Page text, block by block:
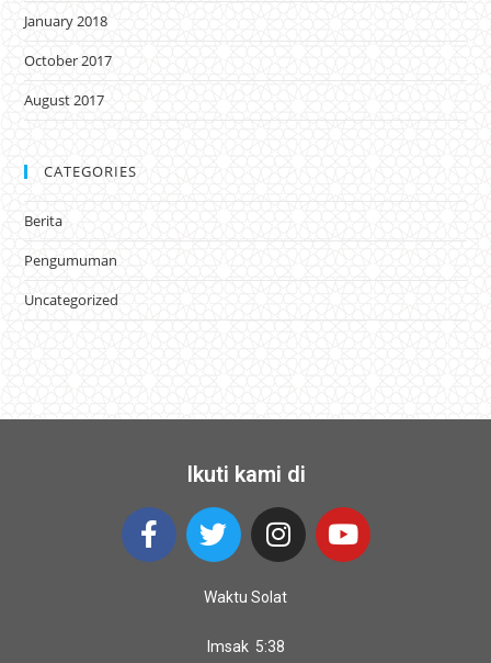
January 2018
October 2017
August 2017
CATEGORIES
Berita
Pengumuman
Uncategorized
Ikuti kami di
Waktu Solat
Imsak 5:38